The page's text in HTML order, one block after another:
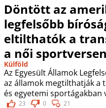
Döntött az
legfelsőbb
eltilthatók a
a női
Külföld
Az Egyesült Államok
az államok megtilthatják a
és egyetemi sportágakban
23 0 21